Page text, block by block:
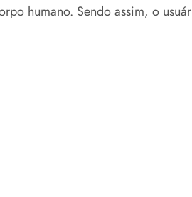
humano. Sendo assim, o